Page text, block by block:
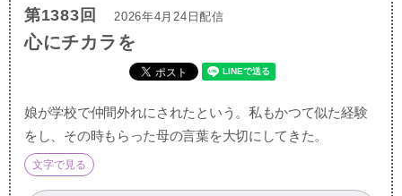
第1383回 2026年4月24日配信
心にチカラを
娘が学校で仲間外れにされたという。私もかつて似た経験
をし、その時もらった母の言葉を大切にしてきた。
文字で見る